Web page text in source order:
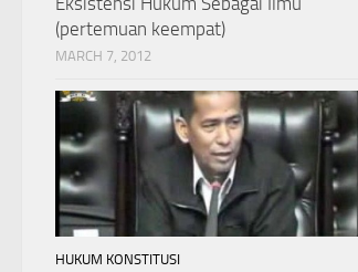
(pertemuan keempat)
MARCH 7, 2012
HUKUM KONSTITUSI